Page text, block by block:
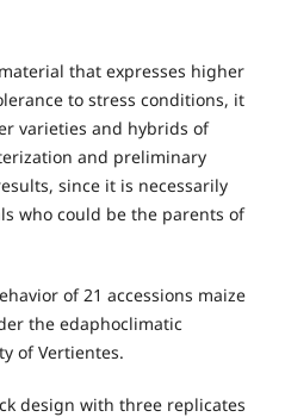
that expresses higher
to stress conditions, it
varieties and hybrids of
and preliminary
since it is necessarily
who could be the parents of
of 21 accessions maize
the edaphoclimatic
of Vertientes.
design with three replicates